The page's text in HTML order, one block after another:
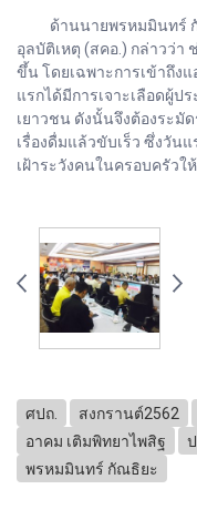
ด้านนายพรหมมินทร์ กัณ
อุลบัติเหตุ (สคอ.) กล่าวว่า
ขึ้น โดยเฉพาะการเข้าถึง
แรกได้มีการเจาะเลือดผู้ป
เยาวชน ดังนั้นจึงต้องระมั
เรื่องดื่มแล้วขับเร็ว ซึ่งวัน
เฝ้าระวังคนในครอบครัวใ
ศปถ. สงกรานต์2562
อาคม เติมพิทยาไพสิฐ
พรหมมินทร์ กัณธิยะ